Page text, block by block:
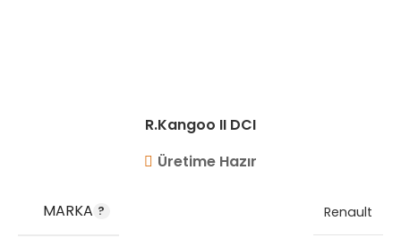
R.Kangoo II DCI
Üretime Hazır
MARKA Renault